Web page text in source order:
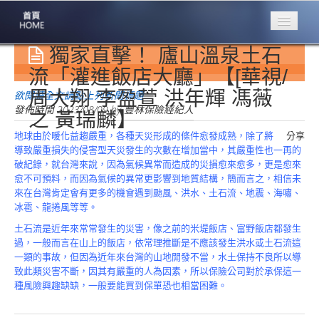
專業豐林
Professional
保險大家談
1386集
台灣商業保險
第一品牌
關於豐林
About
服務項目
Service
火災保額
估算系統
獨家直擊！ 廬山溫泉土石
流「灌進飯店大廳」【[華視/
周大翔 李盈萱 洪年輝 馮薇
之 黃瑞麟】
欲閱讀全文請點上列新聞標題
發佈時間2023/08/09by豐林保險經紀人
分享
地球由於暖化益趨嚴重，各種天災形成的條件愈發成熟，除了將
導致嚴重損失的侵害型天災發生的次數在增加當中，其嚴重性也一再的
破紀錄，就台灣來說，因為氣候異常而造成的災損愈來愈多，更是愈來
愈不可預料，而因為氣候的異常更影響到地質結構，簡而言之，相信未
來在台灣肯定會有更多的機會遇到颱風、洪水、土石流、地震、海嘯、
冰雹、龍捲風等等。
土石流是近年來常常發生的災害，像之前的米堤飯店、富野飯店都發生
過，一般而言在山上的飯店，依常理推斷是不應該發生洪水或土石流這
一類的事故，但因為近年來台灣的山地開發不當，水土保持不良所以導
致此類災害不斷，因其有嚴重的人為因素，所以保險公司對於承保這一
種風險興趣缺缺，一般要能買到保單恐也相當困難。